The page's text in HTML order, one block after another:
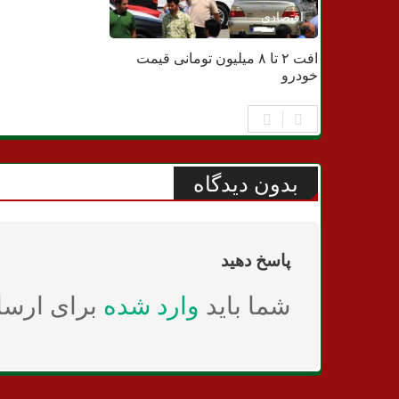
اقتصادی
افت ۲ تا ۸ میلیون تومانی قیمت
خودرو
بدون دیدگاه
پاسخ دهید
شما باید وارد شده برای